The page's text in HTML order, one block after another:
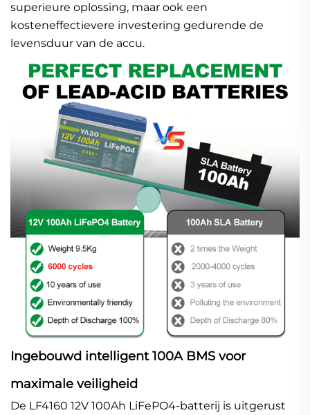
superieure oplossing, maar ook een
kosteneffectievere investering gedurende de
levensduur van de accu.
Ingebouwd intelligent 100A BMS voor
maximale veiligheid
De LF4160 12V 100Ah LiFePO4-batterij is uitgerust